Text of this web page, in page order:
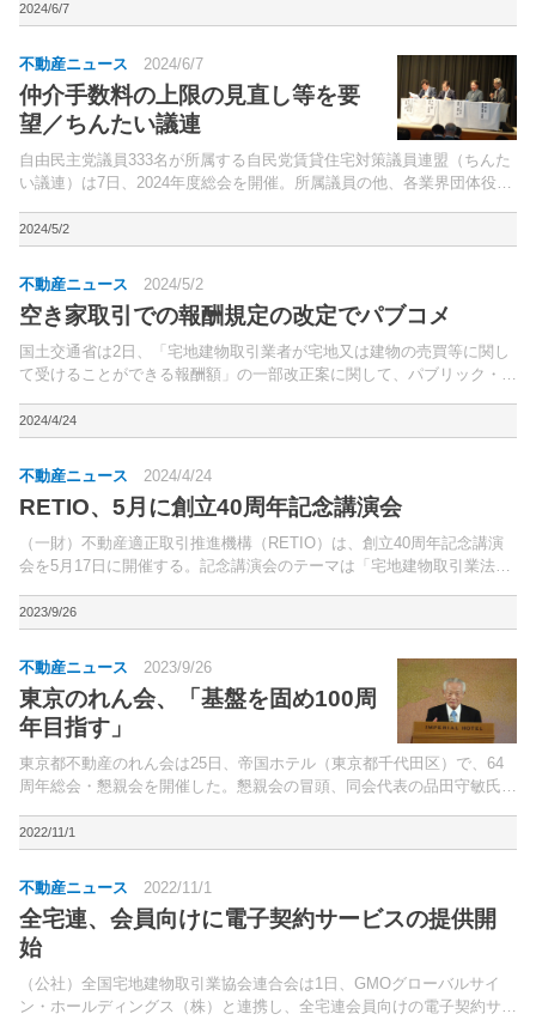
2024/6/7
不動産ニュース 2024/6/7
仲介手数料の上限の見直し等を要
望／ちんたい議連
自由民主党議員333名が所属する自民党賃貸住宅対策議員連盟（ちんた
い議連）は7日、2024年度総会を開催。所属議員の他、各業界団体役員
2024/5/2
不動産ニュース 2024/5/2
空き家取引での報酬規定の改定でパブコメ
国土交通省は2日、「宅地建物取引業者が宅地又は建物の売買等に関し
て受けることができる報酬額」の一部改正案に関して、パブリック・コ
年12月に開催された社会資本整備審議会産業分科会不...
2024/4/24
不動産ニュース 2024/4/24
RETIO、5月に創立40周年記念講演会
（一財）不動産適正取引推進機構（RETIO）は、創立40周年記念講演
会を5月17日に開催する。記念講演会のテーマは「宅地建物取引業法に
2023/9/26
不動産ニュース 2023/9/26
東京のれん会、「基盤を固め100周
年目指す」
東京都不動産のれん会は25日、帝国ホテル（東京都千代田区）で、64
周年総会・懇親会を開催した。懇親会の冒頭、同会代表の品田守敏氏が
2022/11/1
不動産ニュース 2022/11/1
全宅連、会員向けに電子契約サービスの提供開
始
（公社）全国宅地建物取引業協会連合会は1日、GMOグローバルサイ
ン・ホールディングス（株）と連携し、全宅連会員向けの電子契約サー